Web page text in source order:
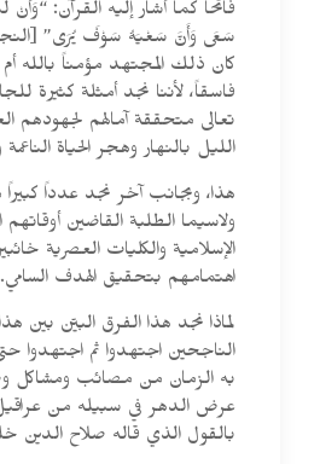
فاتحاً كما أشار إليه القرآن: “وَأَنْ
كان ذلك المجتهد مؤمناً بالله أم
فاسقاً، لأننا نجد أمثلة كثيرة
تعالى متحققة آمالهم لجهودهم
الليل بالنهار وهجر الحياة الناعمة
هذا، وبجانب آخر نجد عدداً
ولاسيما الطلبة القاضين أوقاتهم
الإسلامية والكليات العصرية
اهتمامهم بتحقيق الهدف السامي.
لماذا نجد هذا الفرق البيّن بين
الناجحين اجتهدوا ثم اجتهدوا
به الزمان من مصائب ومشاكل
عرض الدهر في سبيله من
بالقول الذي قاله صلاح الدين